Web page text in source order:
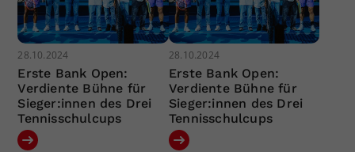
28.10.2024
Erste Bank Open:
Verdiente Bühne für
Sieger:innen des Drei
Tennisschulcups
28.10.2024
Erste Bank Open:
Verdiente Bühne für
Sieger:innen des Drei
Tennisschulcups